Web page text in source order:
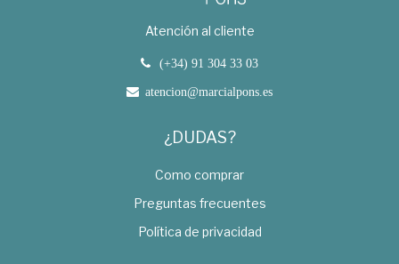
Atención al cliente
(+34) 91 304 33 03
atencion@marcialpons.es
¿DUDAS?
Como comprar
Preguntas frecuentes
Política de privacidad